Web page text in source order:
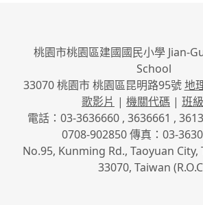
桃園市桃園區建國國民小學 Jian-
School
33070 桃園市 桃園區昆明路95號地
歌影片 | 機關代碼 | 班
電話：03-3636660 , 3636661 ,
0708-902850 傳真：03-
No.95, Kunming Rd., Taoyuan
33070, Taiwan